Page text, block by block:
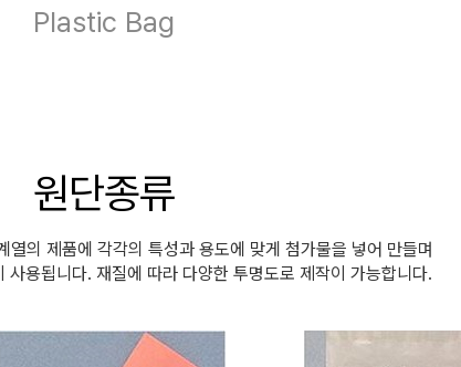
Plastic Bag
원단종류
열의 제품에 각각의 특성과 용도에 맞게 첨가물을 넣어 만들며
용됩니다. 재질에 따라 다양한 투명도로 제작이 가능합니다.